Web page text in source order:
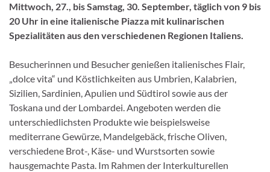
Mittwoch, 27., bis Samstag, 30. September, täglich von 9 bis
20 Uhr in eine italienische Piazza mit kulinarischen
Spezialitäten aus den verschiedenen Regionen Italiens.
Besucherinnen und Besucher genießen italienisches Flair,
„dolce vita“ und Köstlichkeiten aus Umbrien, Kalabrien,
Sizilien, Sardinien, Apulien und Südtirol sowie aus der
Toskana und der Lombardei. Angeboten werden die
unterschiedlichsten Produkte wie beispielsweise
mediterrane Gewürze, Mandelgebäck, frische Oliven,
verschiedene Brot-, Käse- und Wurstsorten sowie
hausgemachte Pasta. Im Rahmen der Interkulturellen